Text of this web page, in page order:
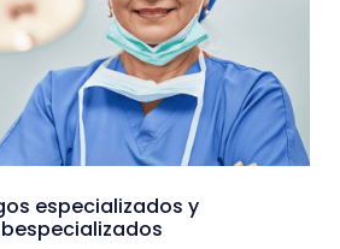
especializados y